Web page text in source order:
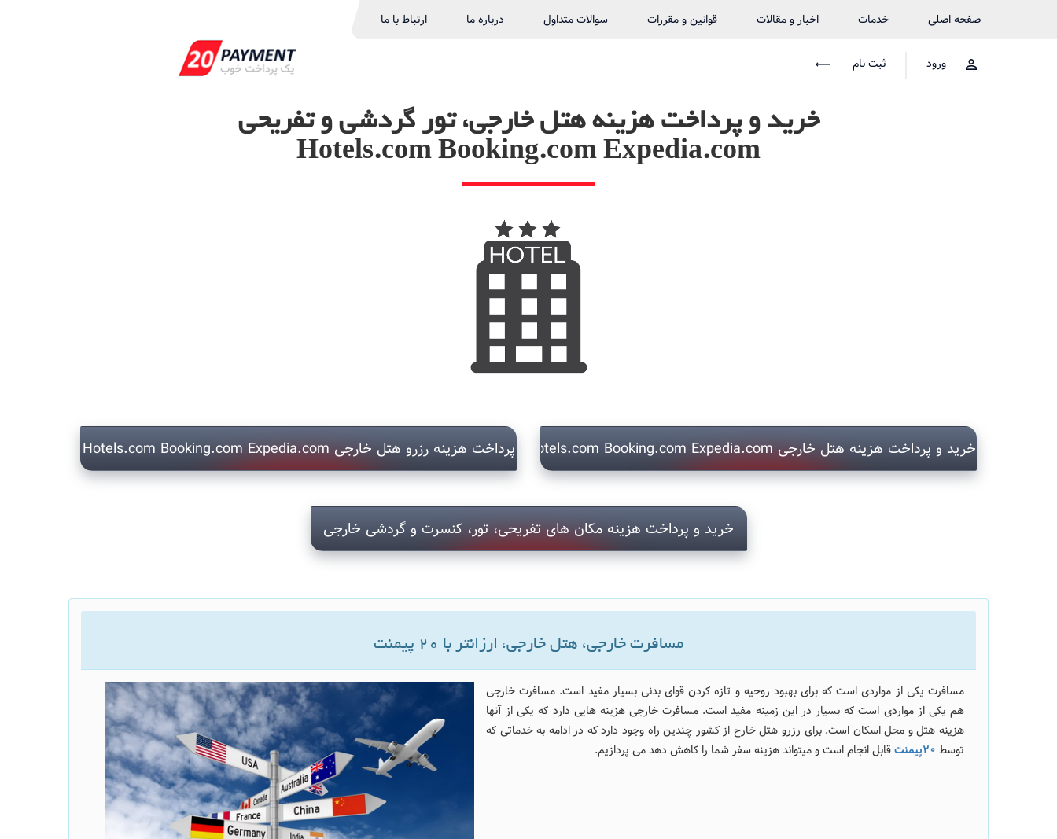
صفحه اصلی خدمات اخبار و مقالات قوانین و مقررات سوالات متداول درباره ما ارتباط با ما
ورود ثبت نام
خرید و پرداخت هزینه هتل خارجی، تور گردشی و تفریحی
Hotels.com Booking.com Expedia.com
پرداخت هزینه رزرو هتل خارجی Hotels.com Booking.com Expedia.com خرید و پرداخت هزینه هتل خارجی Hotels.com Booking.com Expedia.com
خرید و پرداخت هزینه مکان های تفریحی، تور، کنسرت و گردشی خارجی
مسافرت خارجی، هتل خارجی، ارزانتر با 20 پیمنت
مسافرت یکی از مواردی است که برای بهبود روحیه و تازه کردن قوای بدنی بسیار مفید است. مسافرت خارجی
هم یکی از مواردی است که بسیار در این زمینه مفید است. مسافرت خارجی هزینه هایی دارد که یکی از آنها
هزینه هتل و محل اسکان است. برای رزرو هتل خارج از کشور چندین راه وجود دارد که در ادامه به خدماتی که
توسط 20پیمنت قابل انجام است و میتواند هزینه سفر شما را کاهش دهد می پردازیم.